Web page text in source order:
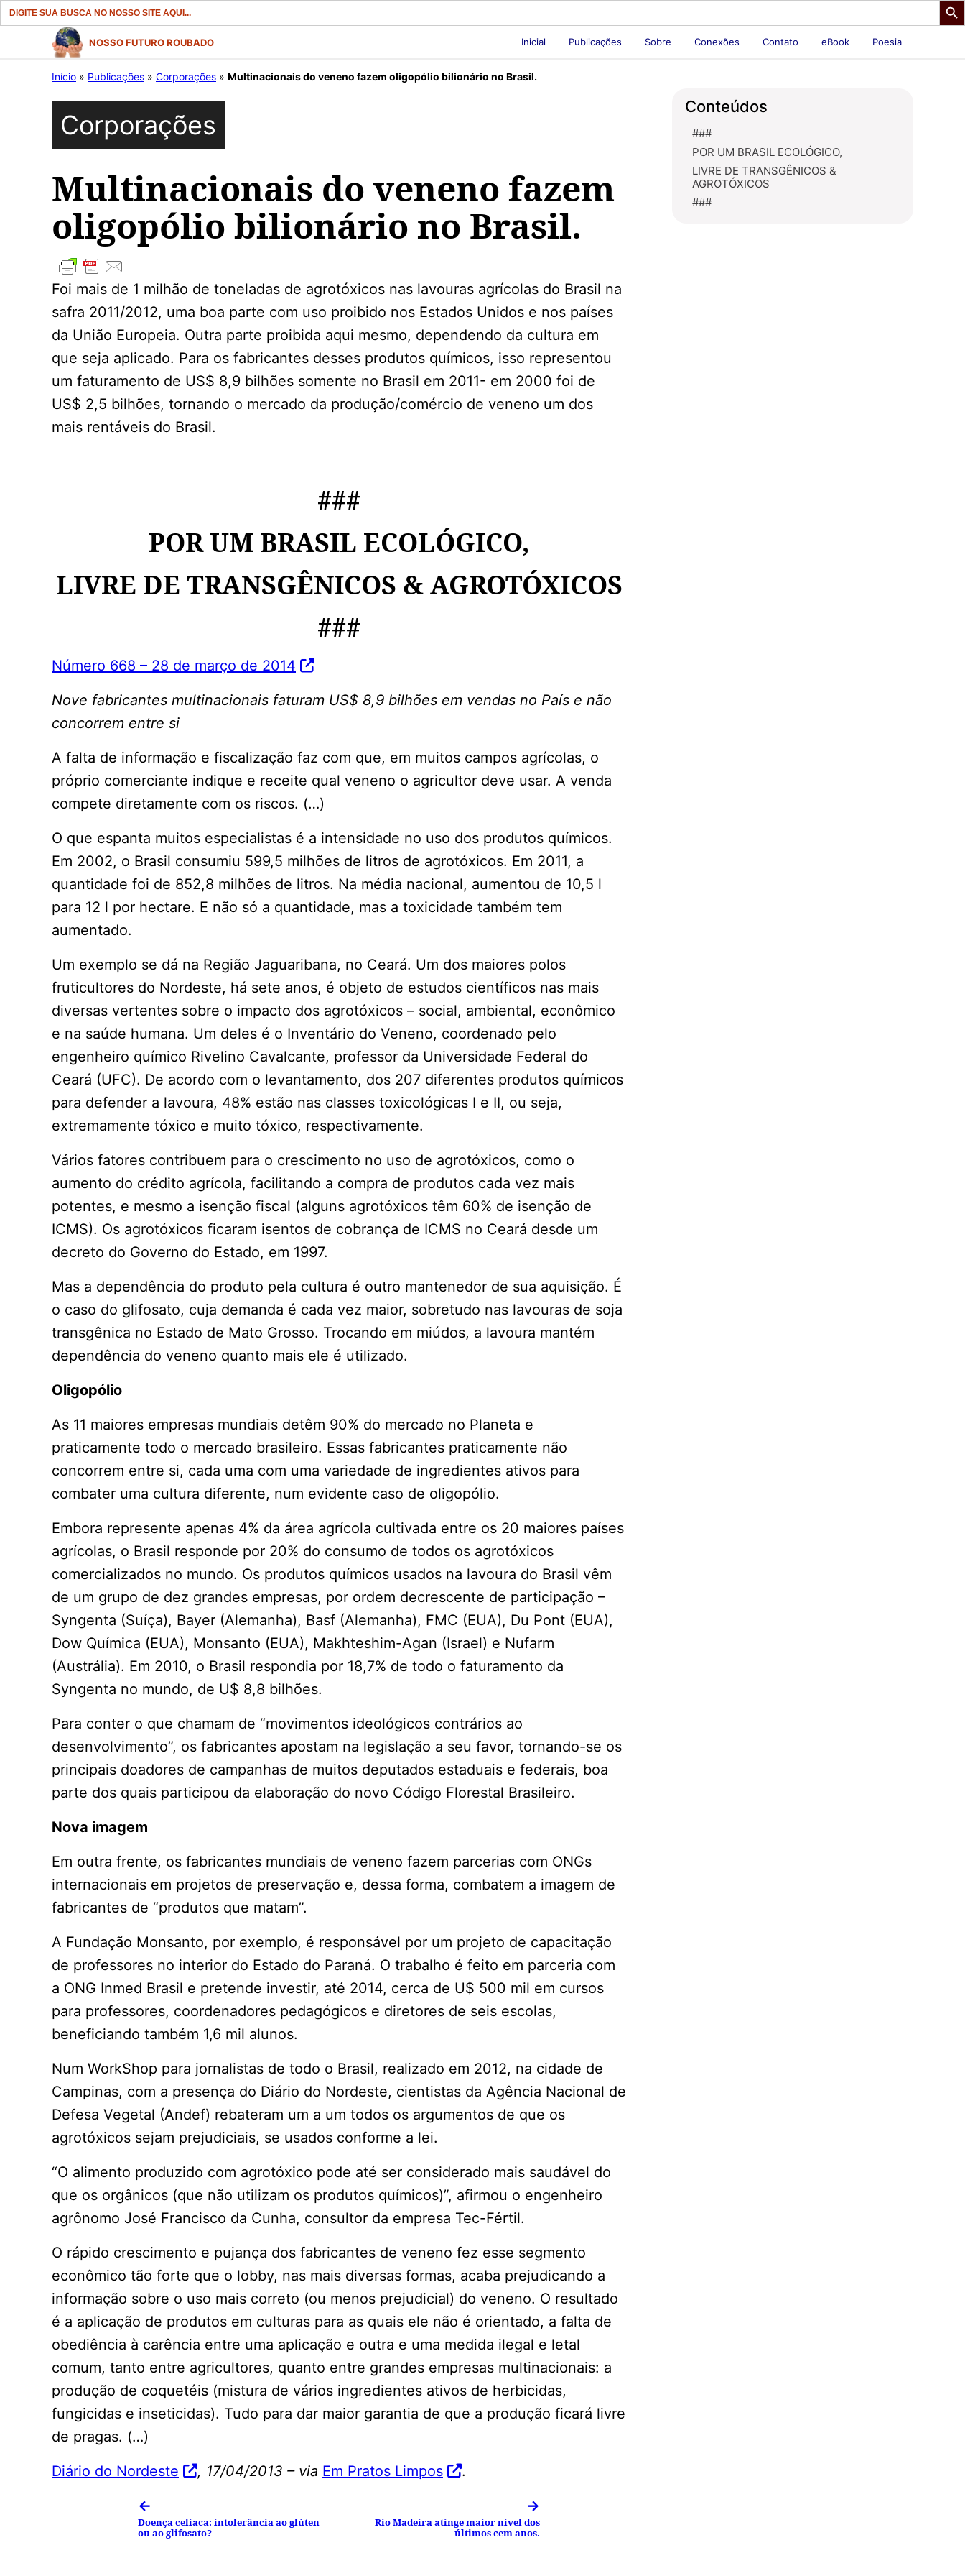
Search
for:
conteúdo
NOSSO FUTURO ROUBADO Inicial Publicações Sobre Conexões Contato eBook Poesia
Início » Publicações » Corporações » Multinacionais do veneno fazem oligopólio bilionário no Brasil.
Corporações
Multinacionais do veneno fazem
oligopólio bilionário no Brasil.
Foi mais de 1 milhão de toneladas de agrotóxicos nas lavouras agrícolas do Brasil na
safra 2011/2012, uma boa parte com uso proibido nos Estados Unidos e nos países
da União Europeia. Outra parte proibida aqui mesmo, dependendo da cultura em
que seja aplicado. Para os fabricantes desses produtos químicos, isso representou
um faturamento de US$ 8,9 bilhões somente no Brasil em 2011- em 2000 foi de
US$ 2,5 bilhões, tornando o mercado da produção/comércio de veneno um dos
mais rentáveis do Brasil.
###
POR UM BRASIL ECOLÓGICO,
LIVRE DE TRANSGÊNICOS & AGROTÓXICOS
###
Número 668 – 28 de março de 2014
Nove fabricantes multinacionais faturam US$ 8,9 bilhões em vendas no País e não
concorrem entre si
A falta de informação e fiscalização faz com que, em muitos campos agrícolas, o
próprio comerciante indique e receite qual veneno o agricultor deve usar. A venda
compete diretamente com os riscos. (…)
O que espanta muitos especialistas é a intensidade no uso dos produtos químicos.
Em 2002, o Brasil consumiu 599,5 milhões de litros de agrotóxicos. Em 2011, a
quantidade foi de 852,8 milhões de litros. Na média nacional, aumentou de 10,5 l
para 12 l por hectare. E não só a quantidade, mas a toxicidade também tem
aumentado.
Um exemplo se dá na Região Jaguaribana, no Ceará. Um dos maiores polos
fruticultores do Nordeste, há sete anos, é objeto de estudos científicos nas mais
diversas vertentes sobre o impacto dos agrotóxicos – social, ambiental, econômico
e na saúde humana. Um deles é o Inventário do Veneno, coordenado pelo
engenheiro químico Rivelino Cavalcante, professor da Universidade Federal do
Ceará (UFC). De acordo com o levantamento, dos 207 diferentes produtos químicos
para defender a lavoura, 48% estão nas classes toxicológicas I e II, ou seja,
extremamente tóxico e muito tóxico, respectivamente.
Vários fatores contribuem para o crescimento no uso de agrotóxicos, como o
aumento do crédito agrícola, facilitando a compra de produtos cada vez mais
potentes, e mesmo a isenção fiscal (alguns agrotóxicos têm 60% de isenção de
ICMS). Os agrotóxicos ficaram isentos de cobrança de ICMS no Ceará desde um
decreto do Governo do Estado, em 1997.
Mas a dependência do produto pela cultura é outro mantenedor de sua aquisição. É
o caso do glifosato, cuja demanda é cada vez maior, sobretudo nas lavouras de soja
transgênica no Estado de Mato Grosso. Trocando em miúdos, a lavoura mantém
dependência do veneno quanto mais ele é utilizado.
Oligopólio
As 11 maiores empresas mundiais detêm 90% do mercado no Planeta e
praticamente todo o mercado brasileiro. Essas fabricantes praticamente não
concorrem entre si, cada uma com uma variedade de ingredientes ativos para
combater uma cultura diferente, num evidente caso de oligopólio.
Embora represente apenas 4% da área agrícola cultivada entre os 20 maiores países
agrícolas, o Brasil responde por 20% do consumo de todos os agrotóxicos
comercializados no mundo. Os produtos químicos usados na lavoura do Brasil vêm
de um grupo de dez grandes empresas, por ordem decrescente de participação –
Syngenta (Suíça), Bayer (Alemanha), Basf (Alemanha), FMC (EUA), Du Pont (EUA),
Dow Química (EUA), Monsanto (EUA), Makhteshim-Agan (Israel) e Nufarm
(Austrália). Em 2010, o Brasil respondia por 18,7% de todo o faturamento da
Syngenta no mundo, de U$ 8,8 bilhões.
Para conter o que chamam de “movimentos ideológicos contrários ao
desenvolvimento”, os fabricantes apostam na legislação a seu favor, tornando-se os
principais doadores de campanhas de muitos deputados estaduais e federais, boa
parte dos quais participou da elaboração do novo Código Florestal Brasileiro.
Nova imagem
Em outra frente, os fabricantes mundiais de veneno fazem parcerias com ONGs
internacionais em projetos de preservação e, dessa forma, combatem a imagem de
fabricantes de “produtos que matam”.
A Fundação Monsanto, por exemplo, é responsável por um projeto de capacitação
de professores no interior do Estado do Paraná. O trabalho é feito em parceria com
a ONG Inmed Brasil e pretende investir, até 2014, cerca de U$ 500 mil em cursos
para professores, coordenadores pedagógicos e diretores de seis escolas,
beneficiando também 1,6 mil alunos.
Num WorkShop para jornalistas de todo o Brasil, realizado em 2012, na cidade de
Campinas, com a presença do Diário do Nordeste, cientistas da Agência Nacional de
Defesa Vegetal (Andef) rebateram um a um todos os argumentos de que os
agrotóxicos sejam prejudiciais, se usados conforme a lei.
“O alimento produzido com agrotóxico pode até ser considerado mais saudável do
que os orgânicos (que não utilizam os produtos químicos)”, afirmou o engenheiro
agrônomo José Francisco da Cunha, consultor da empresa Tec-Fértil.
O rápido crescimento e pujança dos fabricantes de veneno fez esse segmento
econômico tão forte que o lobby, nas mais diversas formas, acaba prejudicando a
informação sobre o uso mais correto (ou menos prejudicial) do veneno. O resultado
é a aplicação de produtos em culturas para as quais ele não é orientado, a falta de
obediência à carência entre uma aplicação e outra e uma medida ilegal e letal
comum, tanto entre agricultores, quanto entre grandes empresas multinacionais: a
produção de coquetéis (mistura de vários ingredientes ativos de herbicidas,
fungicidas e inseticidas). Tudo para dar maior garantia de que a produção ficará livre
de pragas. (…)
Diário do Nordeste
, 17/04/2013 – via Em Pratos Limpos
.
←
Doença celíaca: intolerância ao glúten
ou ao glifosato?
→
Rio Madeira atinge maior nível dos
últimos cem anos.
Conteúdos
###
POR UM BRASIL ECOLÓGICO,
LIVRE DE TRANSGÊNICOS &
AGROTÓXICOS
###